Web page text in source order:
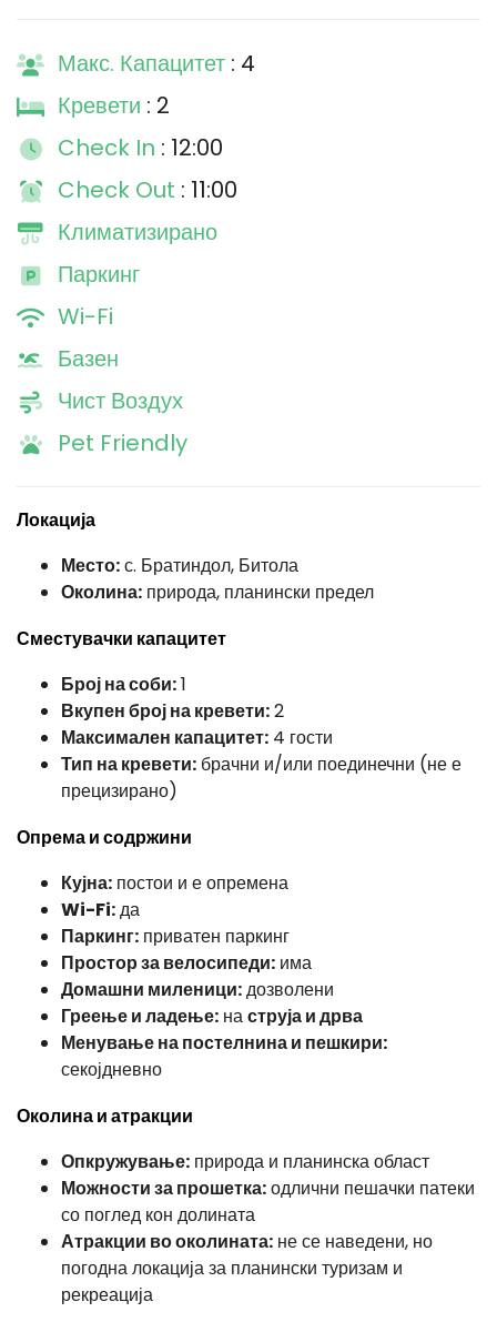
Макс. Капацитет : 4
Кревети : 2
Check In : 12:00
Check Out : 11:00
Климатизирано
Паркинг
Wi-Fi
Базен
Чист Воздух
Pet Friendly
Локација
Место:с. Братиндол, Битола
Околина: природа, планински предел
Сместувачки капацитет
Број на соби:1
Вкупен број на кревети:2
Максимален капацитет: 4 гости
Тип на кревети: брачни и/или поединечни (не е
прецизирано)
Опрема и содржини
Кујна: постои и е опремена
Wi-Fi:да
Паркинг: приватен паркинг
Простор за велосипеди: има
Домашни миленици:дозволени
Греење и ладење: наструја и дрва
Менување на постелнина и пешкири:
секојдневно
Околина и атракции
Опкружување: природа и планинска област
Можности за прошетка:одлични пешачки патеки
со поглед кон долината
Атракции во околината: не се наведени, но
погодна локација за планински туризам и
рекреација